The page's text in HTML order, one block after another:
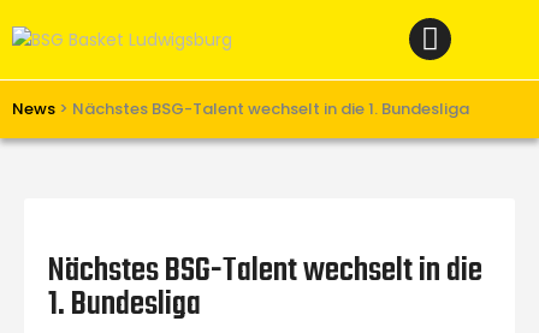
News > Nächstes BSG-Talent wechselt in die 1. Bundesliga
Verein
Unterstützen
Nächstes BSG-Talent wechselt in die
1. Bundesliga